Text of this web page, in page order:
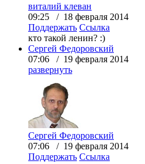
виталий клеван
09:25 / 18 февраля 2014
Поддержать Ссылка
кто такой ленин? :)
Сергей Федоровский
07:06 / 19 февраля 2014
развернуть
Сергей Федоровский
07:06 / 19 февраля 2014
Поддержать Ссылка